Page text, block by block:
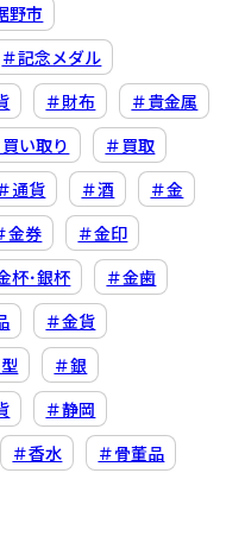
野市
＃記念メダル
＃財布
＃貴金属
い取り
＃買取
通貨 ＃酒
＃金
金券
＃金印
杯･銀杯
＃金歯
＃金貨
＃銀
＃静岡
＃香水
＃骨董品